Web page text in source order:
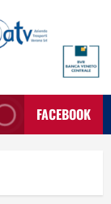
FACEBOOK